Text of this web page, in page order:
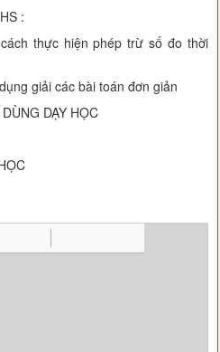
:
thực hiện phép trừ số đo thời
giải các bài toán đơn giản
DẠY HỌC